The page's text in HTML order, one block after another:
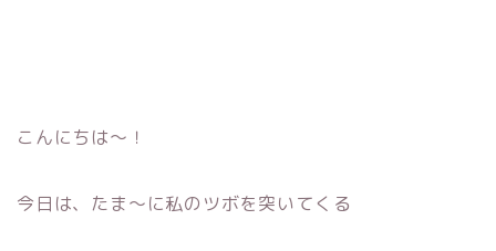
こんにちは～！
今日は、たま～に私のツボを突いてくる